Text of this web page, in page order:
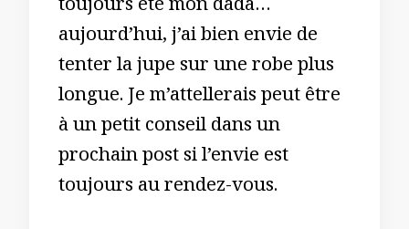
toujours été mon dada…
aujourd’hui, j’ai bien envie de
tenter la jupe sur une robe plus
longue. Je m’attellerais peut être
à un petit conseil dans un
prochain post si l’envie est
toujours au rendez-vous.